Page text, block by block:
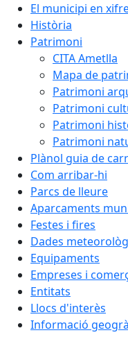
El municipi en
Història
Patrimoni
CITA Ametlla
Mapa de
Patrimoni
Patrimoni
Patrimoni
Patrimoni
Plànol guia de
Com arribar-hi
Parcs de lleure
Aparcaments
Festes i fires
Dades
Equipaments
Empreses i
Entitats
Llocs d'interès
Informació